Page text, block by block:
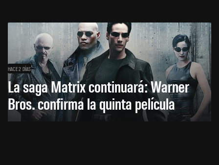
HACE 2 DÍAS
La saga Matrix continuará: Warner
Bros. confirma la quinta película